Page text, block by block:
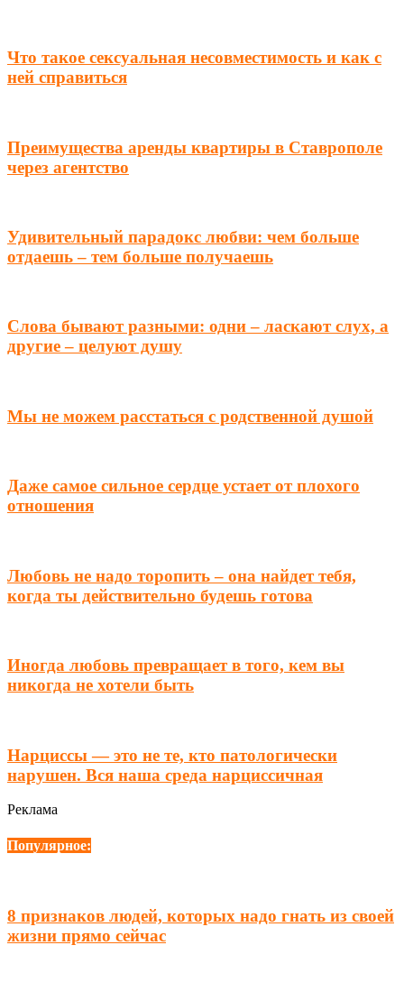
Что такое сексуальная несовместимость и как с
ней справиться
Преимущества аренды квартиры в Ставрополе
через агентство
Удивительный парадокс любви: чем больше
отдаешь – тем больше получаешь
Слова бывают разными: одни – ласкают слух, а
другие – целуют душу
Мы не можем расстаться с родственной душой
Даже самое сильное сердце устает от плохого
отношения
Любовь не надо торопить – она найдет тебя,
когда ты действительно будешь готова
Иногда любовь превращает в того, кем вы
никогда не хотели быть
Нарциссы — это не те, кто патологически
нарушен. Вся наша среда нарциссичная
Реклама
Популярное:
8 признаков людей, которых надо гнать из своей
жизни прямо сейчас